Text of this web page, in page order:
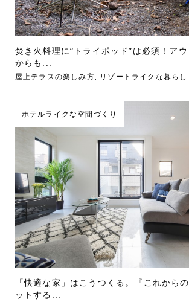
焚き火料理に“トライポッド”は必須！ア
からも...
屋上テラスの楽しみ方, リゾートライクな暮らし
ホテルライクな空間づくり
「快適な家」はこうつくる。『これから
ットする...